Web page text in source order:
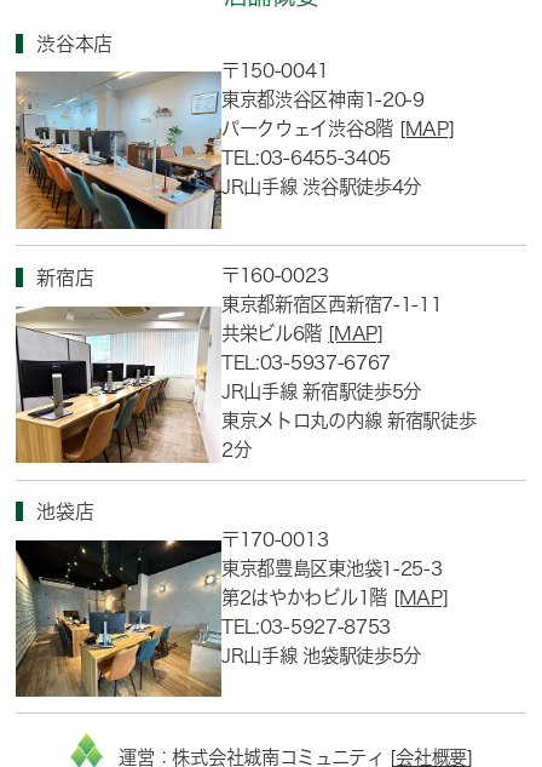
渋谷本店
〒150-0041
東京都渋谷区神南1-20-9
パークウェイ渋谷8階 [MAP]
TEL:03-6455-3405
JR山手線 渋谷駅徒歩4分
新宿店
〒160-0023
東京都新宿区西新宿7-1-11
共栄ビル6階 [MAP]
TEL:03-5937-6767
JR山手線 新宿駅徒歩5分
東京メトロ丸の内線 新宿駅徒歩
2分
池袋店
〒170-0013
東京都豊島区東池袋1-25-3
第2はやかわビル1階 [MAP]
TEL:03-5927-8753
JR山手線 池袋駅徒歩5分
運営：株式会社城南コミュニティ [会社概要]